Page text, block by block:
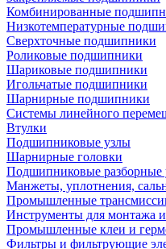
Комбинированные
Низкотемпературные
Сверхточные подшипники
Роликовые подшипники
Шариковые подшипники
Игольчатые подшипники
Шарнирные подшипники
Системы линейного
Втулки
Подшипниковые узлы
Шарнирные головки
Подшипниковые разборные
Манжеты, уплотнения,
Промышленные
Инструменты для монтажа
Промышленные клеи и
Фильтры и фильтрующие